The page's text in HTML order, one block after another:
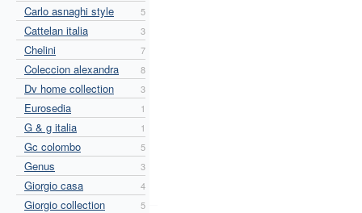
Carlo asnaghi style 5
Cattelan italia 3
Chelini 7
Coleccion alexandra 8
Dv home collection 3
Eurosedia 1
G & g italia 1
Gc colombo 5
Genus 3
Giorgio casa 4
Giorgio collection 5